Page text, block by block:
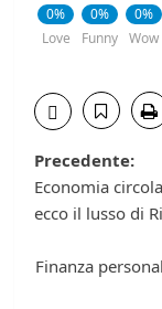
0%
Love
0%
Funny
0%
Wow
articolo
Precedente:
Economia
ecco il lusso di
Finanza